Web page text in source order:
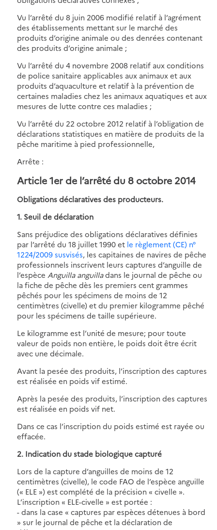
Vu l’arrêté du 8 juin 2006 modifié relatif à l’agrément
des établissements mettant sur le marché des
produits d’origine animale ou des denrées contenant
des produits d’origine animale ;
Vu l’arrêté du 4 novembre 2008 relatif aux conditions
de police sanitaire applicables aux animaux et aux
produits d’aquaculture et relatif à la prévention de
certaines maladies chez les animaux aquatiques et aux
mesures de lutte contre ces maladies ;
Vu l’arrêté du 22 octobre 2012 relatif à l’obligation de
déclarations statistiques en matière de produits de la
pêche maritime à pied professionnelle,
Arrête :
Article 1er de l’arrêté du 8 octobre 2014
Obligations déclaratives des producteurs.
1. Seuil de déclaration
Sans préjudice des obligations déclaratives définies
par l’arrêté du 18 juillet 1990 et le règlement (CE) n°
1224/2009 susvisés, les capitaines de navires de pêche
professionnels inscrivent leurs captures d’anguille de
l’espèce Anguilla anguilladans le journal de pêche ou
la fiche de pêche dès les premiers cent grammes
pêchés pour les spécimens de moins de 12
centimètres (civelle) et du premier kilogramme pêché
pour les spécimens de taille supérieure.
Le kilogramme est l’unité de mesure; pour toute
valeur de poids non entière, le poids doit être écrit
avec une décimale.
Avant la pesée des produits, l’inscription des captures
est réalisée en poids vif estimé.
Après la pesée des produits, l’inscription des captures
est réalisée en poids vif net.
Dans ce cas l’inscription du poids estimé est rayée ou
effacée.
2. Indication du stade biologique capturé
Lors de la capture d’anguilles de moins de 12
centimètres (civelle), le code FAO de l’espèce anguille
(« ELE ») est complété de la précision « civelle ».
L’inscription « ELE-civelle » est portée :
- dans la case « captures par espèces détenues à bord
» sur le journal de pêche et la déclaration de